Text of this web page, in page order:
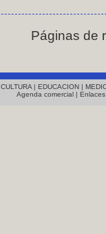
Páginas de
CULTURA | EDUCACION |
Agenda comercial |Enlaces